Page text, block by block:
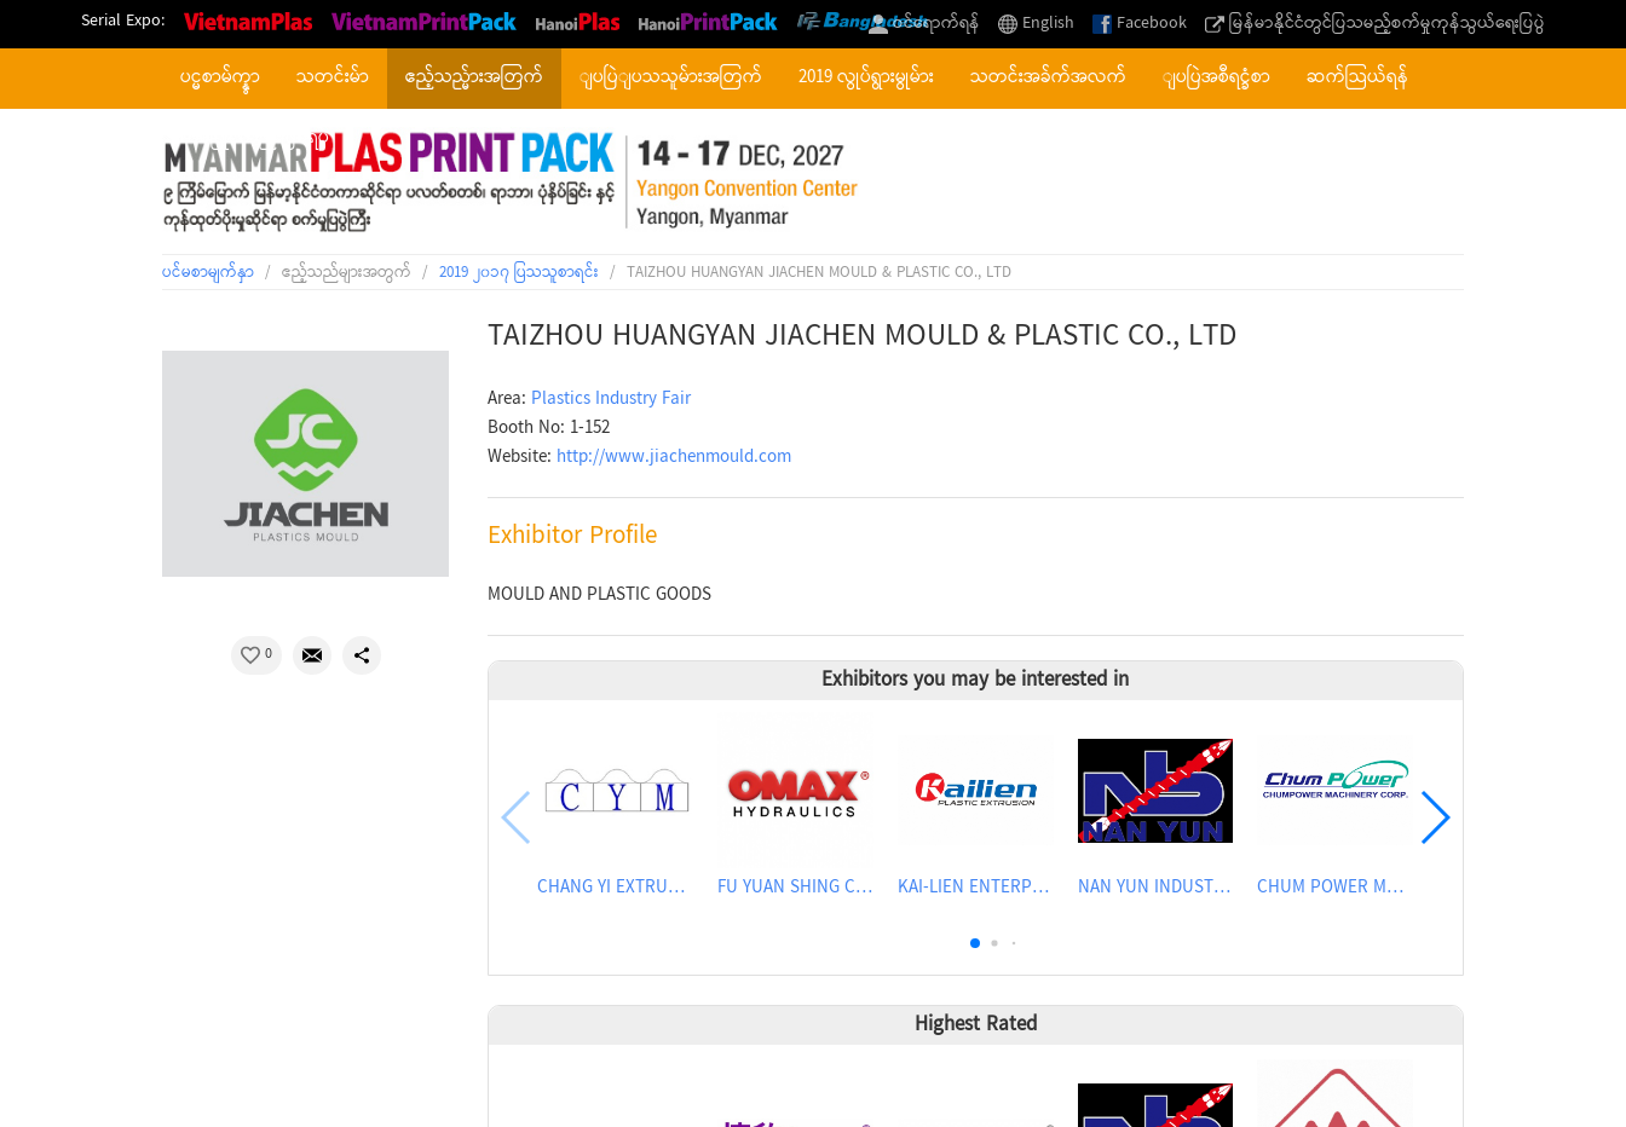
Serial Expo: ဝင်ရောက်ရန် English Facebook မြန်မာနိုင်ငံတွင်ပြသမည့်စက်မှုကုန်သွယ်ရေးပြပွဲ
ပင္မစာမ်က္နွာ သတင်းမ်ာ ဧည့်သည္မ်ားအတြက် ျပပြဲျပသသူမ်ားအတြက် 2019 လွုပ်ရွားမွုမ်ား သတင်းအခ်က်အလက် ျပပြဲအစီရင္ခံစာ
ဆက်သြယ်ရန်
တစ်ပြိုင်တည်းဖြစ်ရပ်
ပင်မစာမျက်နှာ / ဧည့်သည်များအတွက် / 2019 ၂၀၁၇ ပြသသူစာရင်း / TAIZHOU HUANGYAN JIACHEN MOULD & PLASTIC CO., LTD
0
TAIZHOU HUANGYAN JIACHEN MOULD & PLASTIC CO., LTD
Area: Plastics Industry Fair
Booth No: 1-152
Website: http://www.jiachenmould.com
Exhibitor Profile
MOULD AND PLASTIC GOODS
Exhibitors you may be interested in
CHANG YI EXTRUSION MACHINERY CO., LTD. FU YUAN SHING CO., LTD. KAI-LIEN ENTERPRISE CO., LTD. NAN YUN INDUSTRIAL CO., LTD. CHUM POWER MACHINERY CORP.
Highest Rated